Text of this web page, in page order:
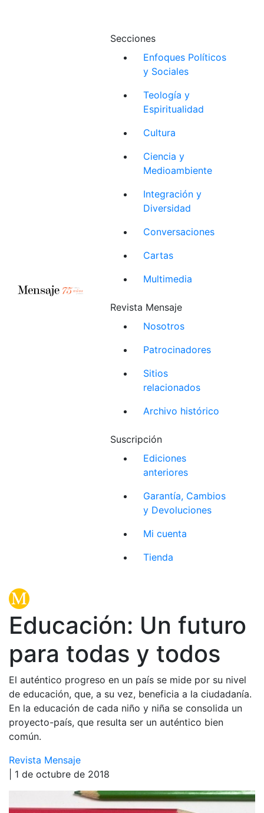
Secciones
Enfoques Políticos
y Sociales
Teología y
Espiritualidad
Cultura
Ciencia y
Medioambiente
Integración y
Diversidad
Conversaciones
Cartas
Multimedia
Revista Mensaje
Nosotros
Patrocinadores
Sitios
relacionados
Archivo histórico
Suscripción
Ediciones
anteriores
Garantía, Cambios
y Devoluciones
Mi cuenta
Tienda
Educación: Un futuro
para todas y todos
El auténtico progreso en un país se mide por su nivel
de educación, que, a su vez, beneficia a la ciudadanía.
En la educación de cada niño y niña se consolida un
proyecto-país, que resulta ser un auténtico bien
común.
Revista Mensaje
| 1 de octubre de 2018